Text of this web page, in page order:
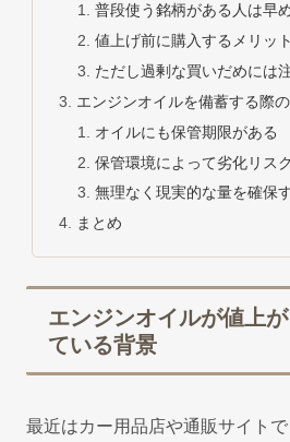
普段使う銘柄がある人は早
値上げ前に購入するメリッ
ただし過剰な買いだめには
エンジンオイルを備蓄する際
オイルにも保管期限がある
保管環境によって劣化リス
無理なく現実的な量を確保
まとめ
エンジンオイルが値上
ている背景
最近はカー用品店や通販サイト